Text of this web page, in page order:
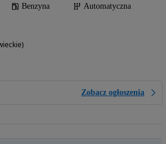
Benzyna
Automatyczna
Zobacz ogłoszenia